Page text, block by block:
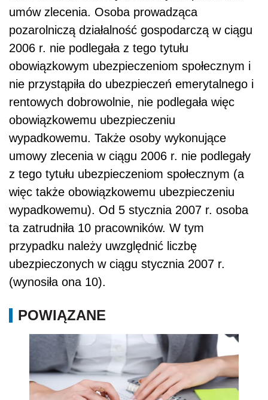
umów zlecenia. Osoba prowadząca
pozarolniczą działalność gospodarczą w ciągu
2006 r. nie podlegała z tego tytułu
obowiązkowym ubezpieczeniom społecznym i
nie przystąpiła do ubezpieczeń emerytalnego i
rentowych dobrowolnie, nie podlegała więc
obowiązkowemu ubezpieczeniu
wypadkowemu. Także osoby wykonujące
umowy zlecenia w ciągu 2006 r. nie podlegały
z tego tytułu ubezpieczeniom społecznym (a
więc także obowiązkowemu ubezpieczeniu
wypadkowemu). Od 5 stycznia 2007 r. osoba
ta zatrudniła 10 pracowników. W tym
przypadku należy uwzględnić liczbę
ubezpieczonych w ciągu stycznia 2007 r.
(wynosiła ona 10).
POWIĄZANE